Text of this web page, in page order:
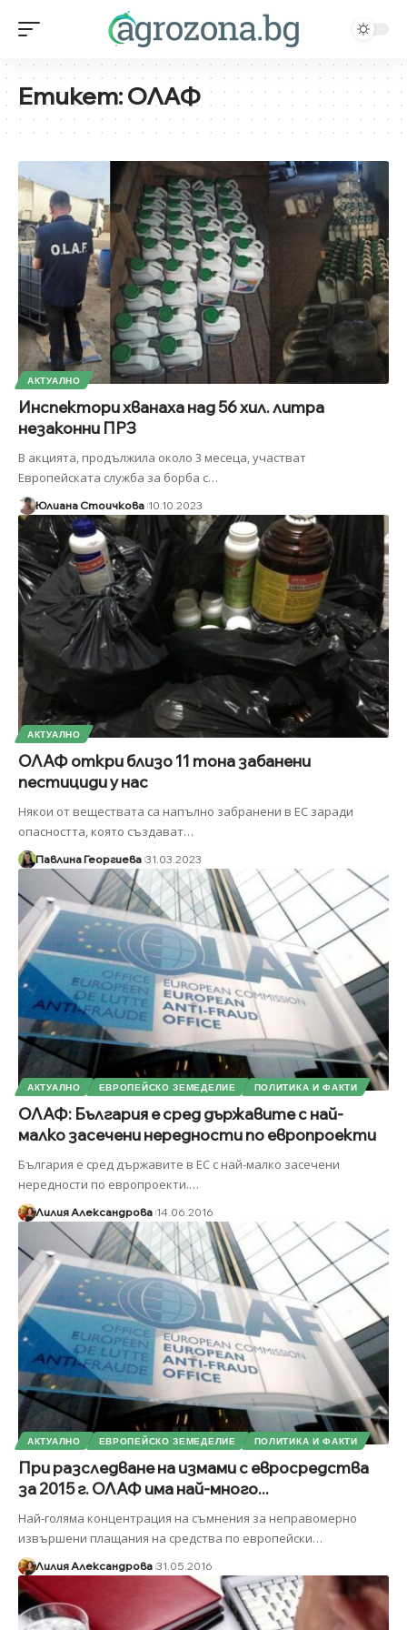
Етикет:ОЛАФ
АКТУАЛНО
Инспектори хванаха над 56 хил. литра
незаконни ПРЗ
В акцията, продължила около 3 месеца, участват
Европейската служба за борба с…
Юлиана Стоичкова 10.10.2023
АКТУАЛНО
ОЛАФ откри близо 11 тона забанени
пестициди у нас
Някои от веществата са напълно забранени в ЕС заради
опасността, която създават…
Павлина Георгиева 31.03.2023
АКТУАЛНО ЕВРОПЕЙСКО ЗЕМЕДЕЛИЕ ПОЛИТИКА И ФАКТИ
ОЛАФ: България е сред държавите с най-
малко засечени нередности по европроекти
България е сред държавите в ЕС с най-малко засечени
нередности по европроекти.…
Лилия Александрова 14.06.2016
АКТУАЛНО ЕВРОПЕЙСКО ЗЕМЕДЕЛИЕ ПОЛИТИКА И ФАКТИ
При разследване на измами с евросредства
за 2015 г. ОЛАФ има най-много...
Най-голяма концентрация на съмнения за неправомерно
извършени плащания на средства по европейски…
Лилия Александрова 31.05.2016